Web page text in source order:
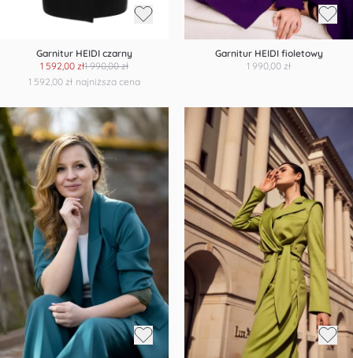
Garnitur HEIDI czarny
1 592,00 zł1 990,00 zł
najniższa cena
1 592,00 zł
Garnitur HEIDI fioletowy
1 990,00 zł